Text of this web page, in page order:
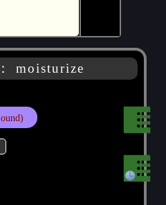
moisturize